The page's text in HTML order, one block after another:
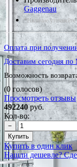
Gaggenau
*Наличие
Оплата при
Доставим сегодня
Возможность
(0 голосов)
Просмотреть отзывы
492240руб.
Кол-во:
−
Купить
Купить в один клик
Нашли дешевле?